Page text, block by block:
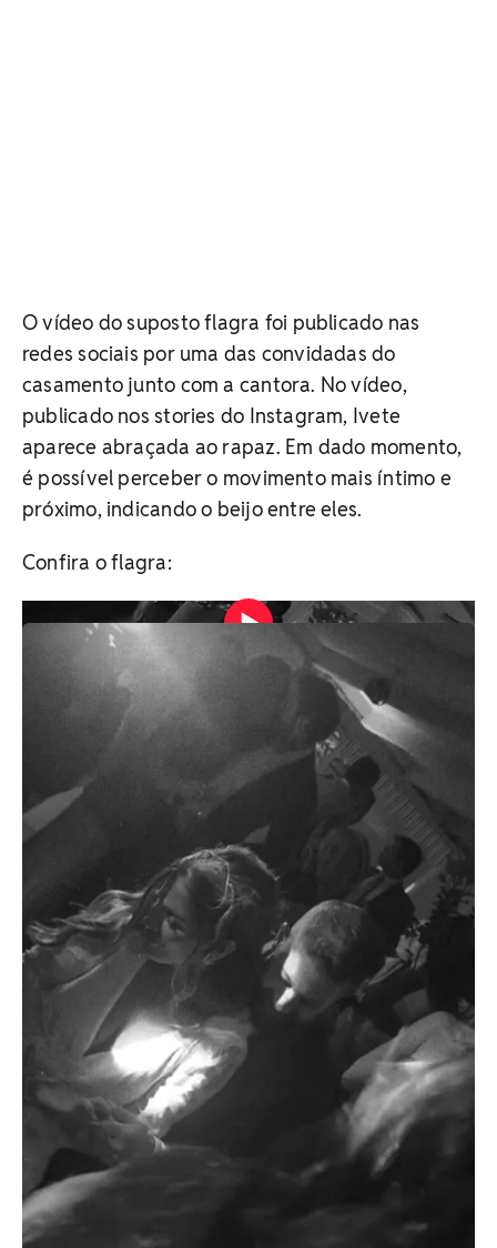
O vídeo do suposto flagra foi publicado nas
redes sociais por uma das convidadas do
casamento junto com a cantora. No vídeo,
publicado nos stories do Instagram, Ivete
aparece abraçada ao rapaz. Em dado momento,
é possível perceber o movimento mais íntimo e
próximo, indicando o beijo entre eles.
Confira o flagra: